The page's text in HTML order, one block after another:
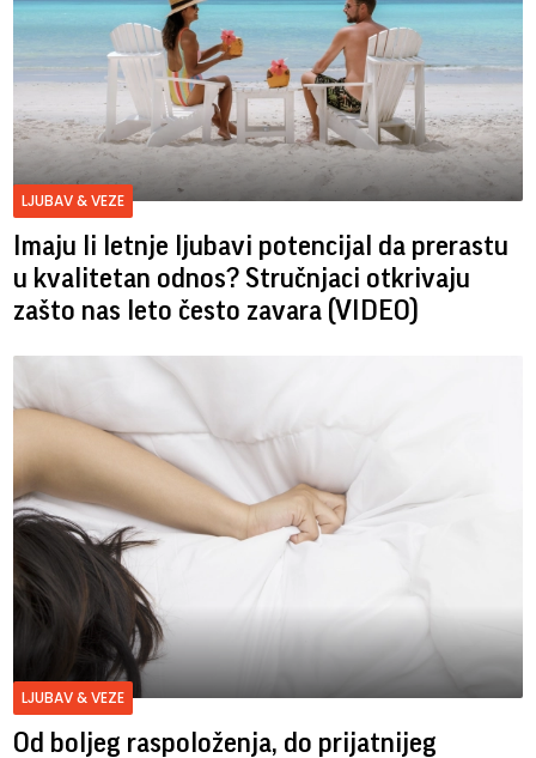
LJUBAV & VEZE
Imaju li letnje ljubavi potencijal da prerastu
u kvalitetan odnos? Stručnjaci otkrivaju
zašto nas leto često zavara (VIDEO)
LJUBAV & VEZE
Od boljeg raspoloženja, do prijatnijeg